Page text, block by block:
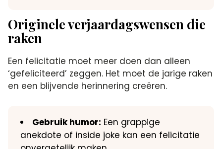
Originele verjaardagswensen die
raken
Een felicitatie moet meer doen dan alleen
‘gefeliciteerd’ zeggen.​ Het moet de jarige raken
en een blijvende herinnering creëren.​
Gebruik humor: Een grappige
anekdote of inside joke kan een felicitatie